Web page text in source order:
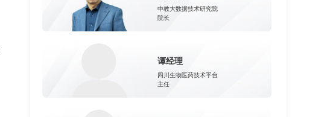
中教大数据技术研究院
院长
谭经理
四川生物医药技术平台
主任